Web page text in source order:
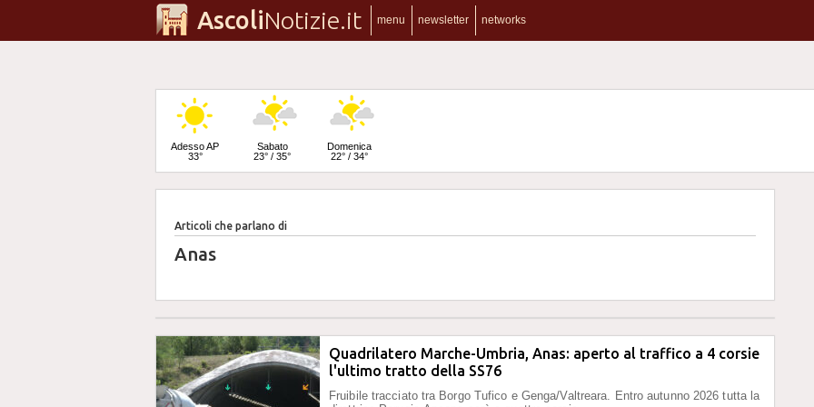
AscoliNotizie.it menu newsletter networks
Adesso AP
33°
Sabato
23° / 35°
Domenica
22° / 34°
Lunedì
22° / 36°
Articoli che parlano di
Anas
Quadrilatero Marche-Umbria, Anas: aperto al traffico a 4 corsie
l'ultimo tratto della SS76
Fruibile tracciato tra Borgo Tufico e Genga/Valtreara. Entro autunno 2026 tutta la